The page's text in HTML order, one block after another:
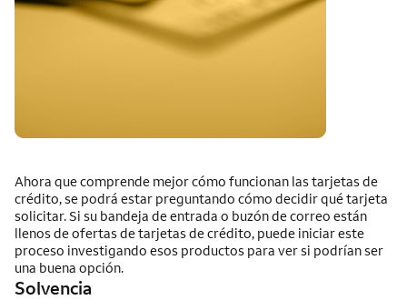
Ahora que comprende mejor cómo funcionan las tarjetas de
crédito, se podrá estar preguntando cómo decidir qué tarjeta
solicitar. Si su bandeja de entrada o buzón de correo están
llenos de ofertas de tarjetas de crédito, puede iniciar este
proceso investigando esos productos para ver si podrían ser
una buena opción.
Solvencia